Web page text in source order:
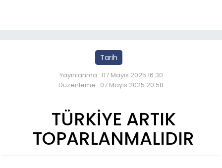
Tarih
Yayınlanma : 07 Mayıs 2025 16:30
Düzenleme : 07 Mayıs 2025 20:58
TÜRKİYE ARTIK
TOPARLANMALIDIR